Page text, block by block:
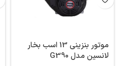
موتور بنزینی 13 اسب بخار
لانسین مدل G390